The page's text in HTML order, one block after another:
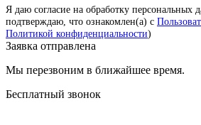
Я даю согласие на обработку персональных
подтверждаю, что ознакомлен(а) с
Политикой конфиденциальности)
Заявка отправлена
Мы перезвоним в ближайшее время.
Бесплатный звонок